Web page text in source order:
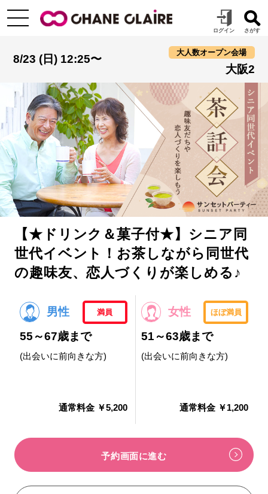
8/23 (日) 12:25〜
大人数オープン会場
大阪2
【★ドリンク＆菓子付★】シニア同
世代イベント！お茶しながら同世代
の趣味友、恋人づくりが楽しめる♪
男性 満員
55～67歳まで
(出会いに前向きな方)
通常料金 ￥5,200
女性 ほぼ満員
51～63歳まで
(出会いに前向きな方)
通常料金 ￥1,200
予約画面に進む